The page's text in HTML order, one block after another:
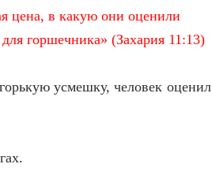
цена, в какую они оценили
горшечника» (Захария 11:13)
усмешку, человек оценил